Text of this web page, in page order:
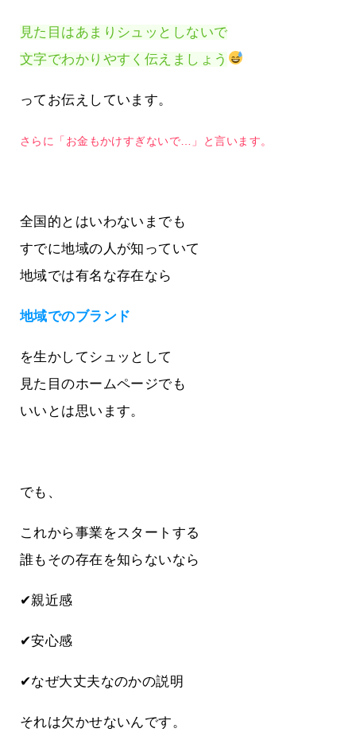
見た目はあまりシュッとしないで
文字でわかりやすく伝えましょう
ってお伝えしています。
さらに「お金もかけすぎないで…」と言います。
全国的とはいわないまでも
すでに地域の人が知っていて
地域では有名な存在なら
地域でのブランド
を生かしてシュッとして
見た目のホームページでも
いいとは思います。
でも、
これから事業をスタートする
誰もその存在を知らないなら
✔親近感
✔安心感
✔なぜ大丈夫なのかの説明
それは欠かせないんです。